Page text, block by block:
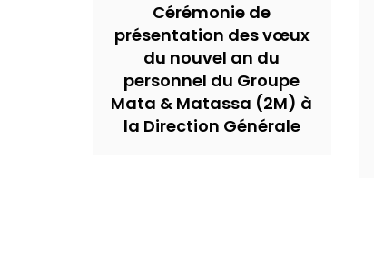
Cérémonie de
présentation des vœux
du nouvel an du
personnel du Groupe
Mata & Matassa (2M) à
la Direction Générale